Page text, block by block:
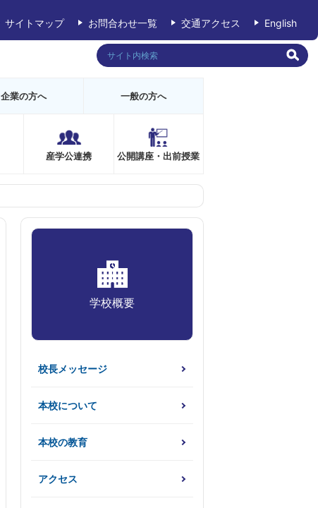
企業の方へ 一般の方へ
産学公連携 公開講座・出前授業
サイトマップ お問合わせ一覧 交通アクセス English
学校概要
校長メッセージ
本校について
本校の教育
アクセス